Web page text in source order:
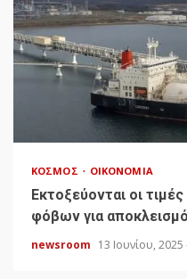
ΚΌΣΜΟΣ ΟΙΚΟΝΟΜΊΑ
Εκτοξεύονται οι
φόβων για
newsroom 13 Ιουνίου, 2025